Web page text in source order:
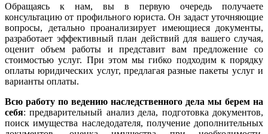
Обращаясь к нам, вы в первую очередь получаете
консультацию от профильного юриста. Он задаст уточняющие
вопросы, детально проанализирует имеющиеся документы,
разработает эффективный план действий для вашего случая,
оценит объем работы и представит вам предложение со
стоимостью услуг. При этом мы гибко подходим к порядку
оплаты юридических услуг, предлагая разные пакеты услуг и
варианты оплаты.
Всю работу по ведению наследственного дела мы берем на
себя: предварительный анализ дела, подготовка документов,
поиск имущества наследодателя, получение дополнительных